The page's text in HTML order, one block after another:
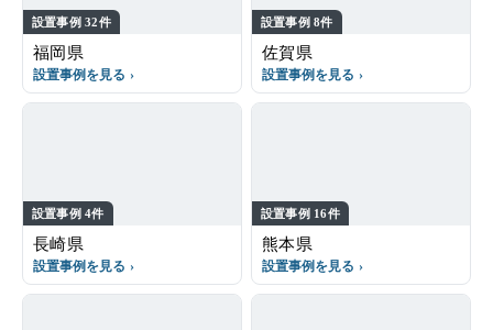
設置事例 32件
福岡県
設置事例を見る
設置事例 8件
佐賀県
設置事例を見る
設置事例 4件
長崎県
設置事例を見る
設置事例 16件
熊本県
設置事例を見る